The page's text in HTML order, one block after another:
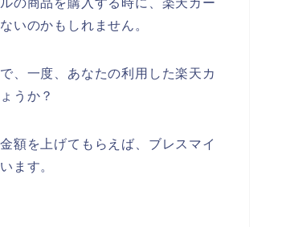
の商品を購入する時に、楽天カー
いのかもしれません。
、一度、あなたの利用した楽天カ
うか？
額を上げてもらえば、ブレスマイ
ます。